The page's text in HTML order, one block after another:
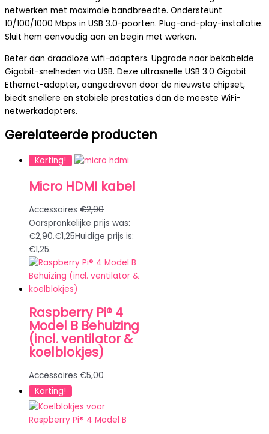
netwerken met maximale bandbreedte. Ondersteunt
10/100/1000 Mbps in USB 3.0-poorten. Plug-and-play-installatie.
Sluit hem eenvoudig aan en begin met werken.
Beter dan draadloze wifi-adapters. Upgrade naar bekabelde
Gigabit-snelheden via USB. Deze ultrasnelle USB 3.0 Gigabit
Ethernet-adapter, aangedreven door de nieuwste chipset,
biedt snellere en stabiele prestaties dan de meeste WiFi-
netwerkadapters.
Gerelateerde producten
Korting!
Micro HDMI kabel
Accessoires €2,90
Oorspronkelijke prijs was:
€2,90.€1,25Huidige prijs is:
€1,25.
Raspberry Pi® 4
Model B Behuizing
(incl. ventilator &
koelblokjes)
Accessoires €5,00
Korting!